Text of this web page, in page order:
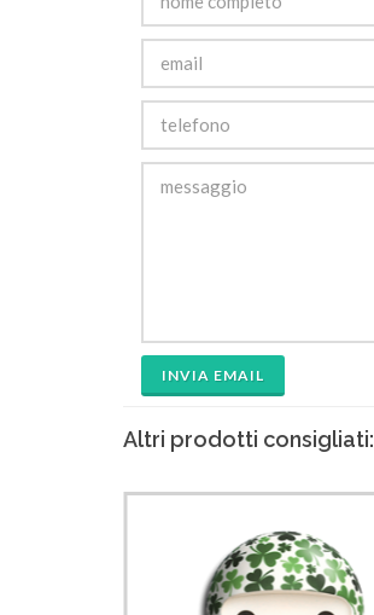
INVIA EMAIL
Altri prodotti consigliati: